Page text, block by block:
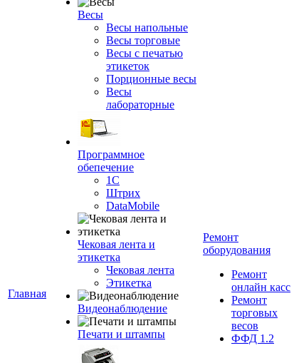
Главная
Весы
Весы напольные
Весы торговые
Весы с печатью
этикеток
Порционные весы
Весы
лабораторные
Программное
обепечение
1С
Штрих
DataMobile
Чековая лента и
этикетка
Чековая лента
Этикетка
Видеонаблюдение
Печати и штампы
Ремонт
оборудования
Ремонт
онлайн касс
Ремонт
торговых
весов
ФФД 1.2